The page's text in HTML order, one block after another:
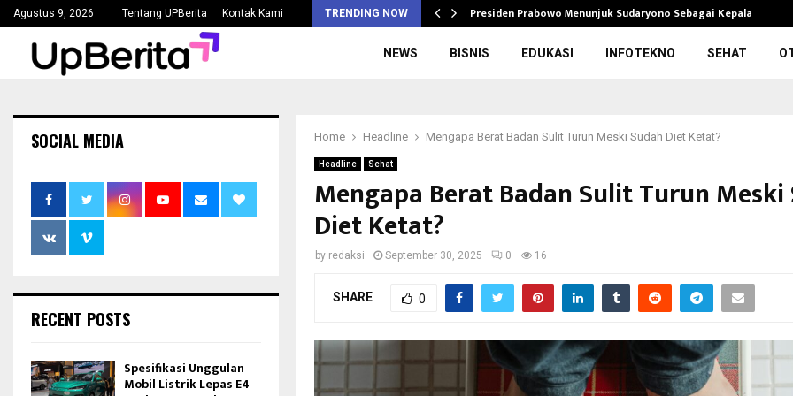
Agustus 9, 2026 Tentang UPBerita Kontak Kami TRENDING NOW
Kejaksaan Agung Tetapkan Lima Tersangka Korupsi Pengadaan… Presiden Prabowo Menunjuk Sudaryono Sebagai Kepala Badan…
NEWS BISNIS EDUKASI INFOTEKNO SEHAT
Home Headline Mengapa Berat Badan Sulit Turun Meski Sudah Diet Ketat?
Headline Sehat
Mengapa Berat Badan Sulit Turun Meski
Diet Ketat?
by redaksi September 30, 2025 0 16
SHARE 0
SOCIAL MEDIA
RECENT POSTS
Spesifikasi Unggulan
Mobil Listrik Lepas E4